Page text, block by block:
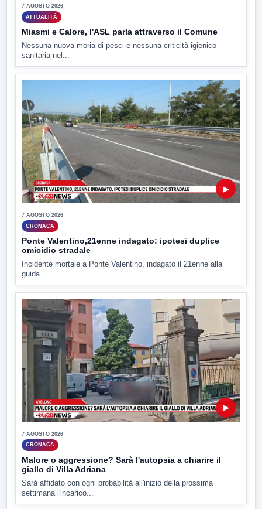
7 AGOSTO 2026
ATTUALITÀ
Miasmi e Calore, l'ASL parla attraverso il Comune
Nessuna nuova moria di pesci e nessuna criticità igienico-
sanitaria nel...
▶
7 AGOSTO 2026
CRONACA
Ponte Valentino,21enne indagato: ipotesi duplice
omicidio stradale
Incidente mortale a Ponte Valentino, indagato il 21enne alla
guida...
▶
7 AGOSTO 2026
CRONACA
Malore o aggressione? Sarà l'autopsia a chiarire il
giallo di Villa Adriana
Sarà affidato con ogni probabilità all'inizio della prossima
settimana l'incarico...